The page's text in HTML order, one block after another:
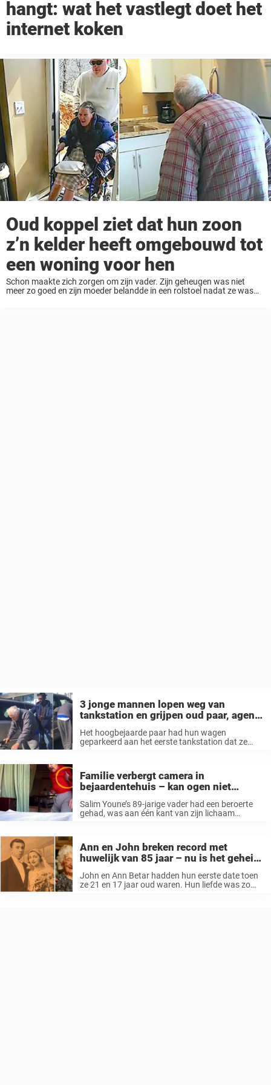
hangt: wat het vastlegt doet het
internet koken
Oud koppel ziet dat hun zoon
z’n kelder heeft omgebouwd tot
een woning voor hen
Schon maakte zich zorgen om zijn vader. Zijn geheugen was niet
meer zo goed en zijn moeder belandde in een rolstoel nadat ze was
3 jonge mannen lopen weg van
tankstation en grijpen oud paar, agent
kijkt verbijsterd toe voor goede daad
Het hoogbejaarde paar had hun wagen
geparkeerd aan het eerste tankstation dat ze
Carnegie ...
Familie verbergt camera in
bejaardentehuis – kan ogen niet
geloven als ze zien wat de verzorger
doet met hun vader
Salim Youne’s 89-jarige vader had een beroerte
gehad, was aan één kant van zijn lichaam
Ann en John breken record met
huwelijk van 85 jaar – nu is het geheim
van hun liefde onthuld
John en Ann Betar hadden hun eerste date toen
ze 21 en 17 jaar oud waren. Hun liefde was zo